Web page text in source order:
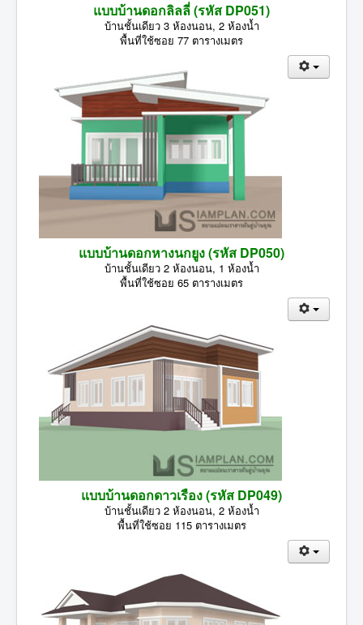
แบบบ้านดอกลิลลี่ (รหัส DP051)
บ้านชั้นเดียว 3 ห้องนอน, 2 ห้องน้ำ
พื้นที่ใช้ซอย 77 ตารางเมตร
แบบบ้านดอกหางนกยูง (รหัส DP050)
บ้านชั้นเดียว 2 ห้องนอน, 1 ห้องน้ำ
พื้นที่ใช้ซอย 65 ตารางเมตร
แบบบ้านดอกดาวเรือง (รหัส DP049)
บ้านชั้นเดียว 2 ห้องนอน, 2 ห้องน้ำ
พื้นที่ใช้ซอย 115 ตารางเมตร